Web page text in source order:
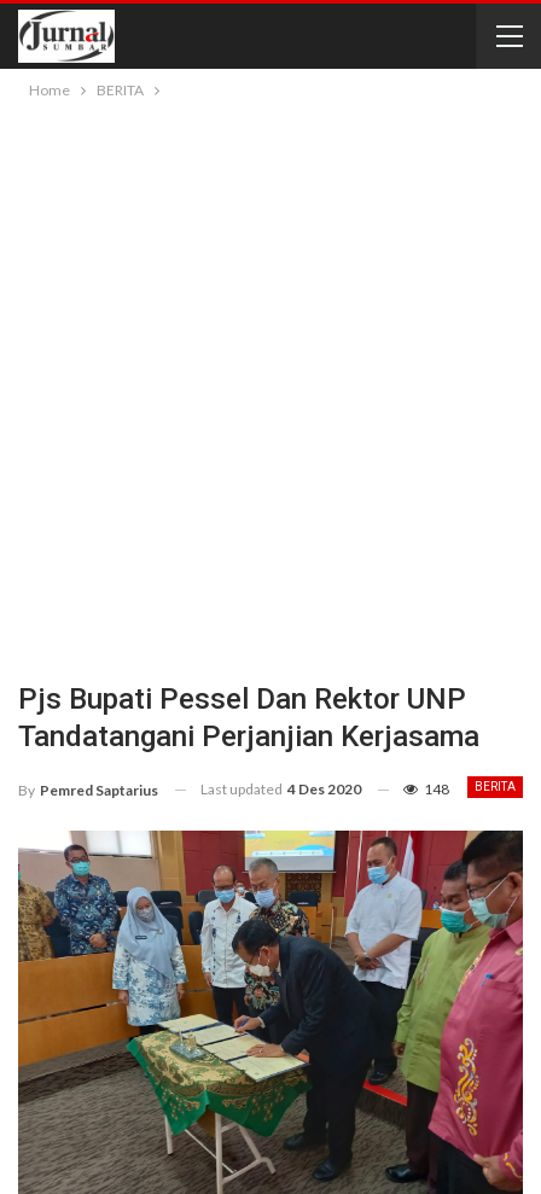
Home BERITA
Pjs Bupati Pessel Dan Rektor UNP
Tandatangani Perjanjian Kerjasama
BERITA
By Pemred Saptarius Last updated 4 Des 2020 148